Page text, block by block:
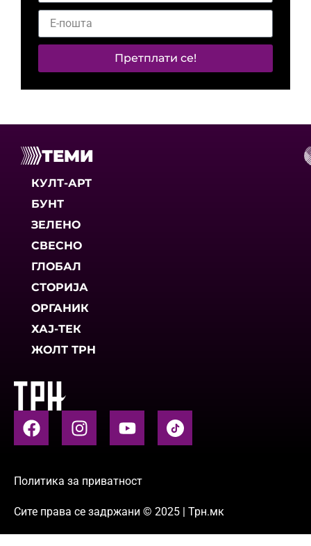
Претплати се!
ТЕМИ
КУЛТ-АРТ
БУНТ
ЗЕЛЕНО
СВЕСНО
ГЛОБАЛ
СТОРИЈА
ОРГАНИК
ХАЈ-ТЕК
ЖОЛТ ТРН
Политика за приватност
Сите права се задржани © 2025 | Трн.мк